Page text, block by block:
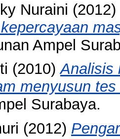
Nuraini (2012)
Ampel
(2010)Analisis
menyusun
Surabaya.
(2012)